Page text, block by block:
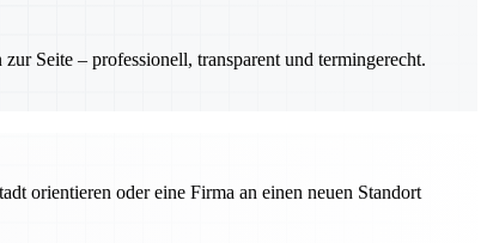
Seite – professionell, transparent und termingerecht.
orientieren oder eine Firma an einen neuen Standort